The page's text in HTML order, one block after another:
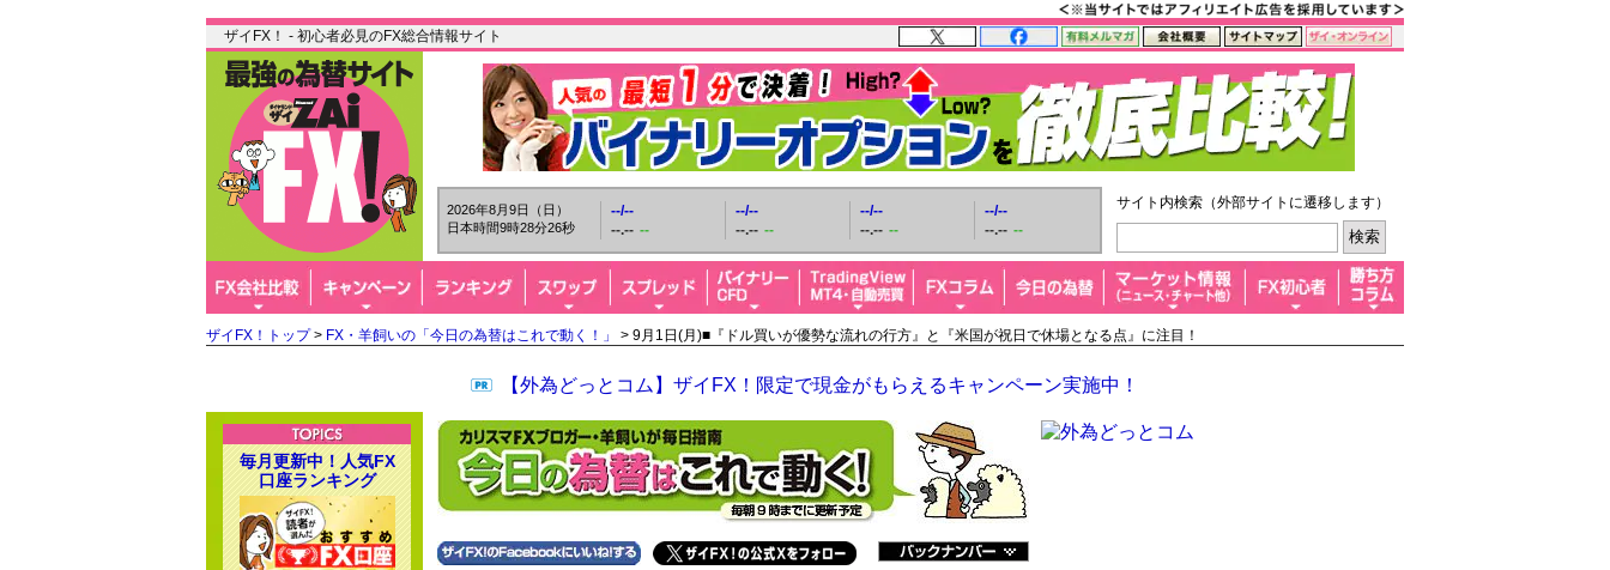
ザイFX！ - 初心者必見のFX総合情報サイト
2026年8月9日（日）
日本時間9時28分27秒
--/--
--.-- --
--/--
--.-- --
--/--
--.-- --
--/--
--.-- --
サイト内検索（外部サイトに遷移します）
ザイFX！トップ> FX・羊飼いの「今日の為替はこれで動く！」 > 9月1日(月)■『ドル買いが優勢な流れの行方』と『米国が祝日で休場となる点』に注目！
【外為どっとコム】ザイFX！限定で現金がもらえるキャンペーン実施中！
毎月更新中！人気FX
口座ランキング